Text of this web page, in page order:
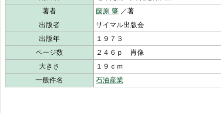
著者
藤原 肇 ／著
出版者
サイマル出版会
出版年
１９７３
ページ数
２４６ｐ 肖像
大きさ
１９ｃｍ
一般件名
石油産業